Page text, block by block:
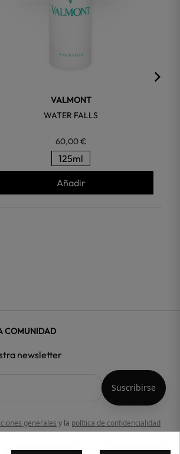
VALMONT
WATER FALLS
60,00 €
125ml
Añadir
COMUNIDAD
newsletter
generales y la política de confidencialidad